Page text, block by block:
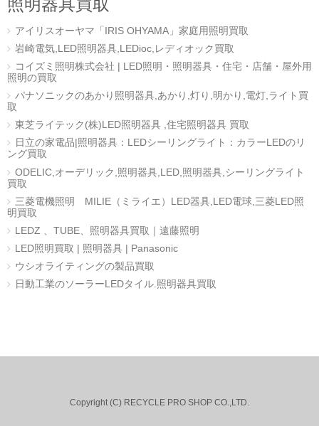
アイリスオーヤマ「IRIS OHYAMA」家庭用照明買取
岩崎電気,LED照明器具,LEDioc,レディオック買取
コイズミ照明株式会社 | LED照明・照明器具・住宅・店舗・屋外用
照明の買取
パナソニックのあかり照明器具,あかり,灯り,明かり,電灯,ライト買
取
東芝ライテック(株)LED照明器具 ,住宅照明器具 買取
日立の家電品|照明器具：LEDシーリングライト：カラーLEDのリ
ング買取
ODELIC,オーデリック,照明器具,LED,照明器具,シーリングライト
買取
三菱電機照明 MILIE（ミライエ）LED器具,LED電球,三菱LED照
明買取
LEDZ 、TUBE、照明器具買取｜遠藤照明
LED照明買取 | 照明器具 | Panasonic
ウシオライティングの製品買取
日動工業のソーラーLEDタイル.照明器具買取
Copyright (C) RECYCLE PRO SHOP CO.,LTD.